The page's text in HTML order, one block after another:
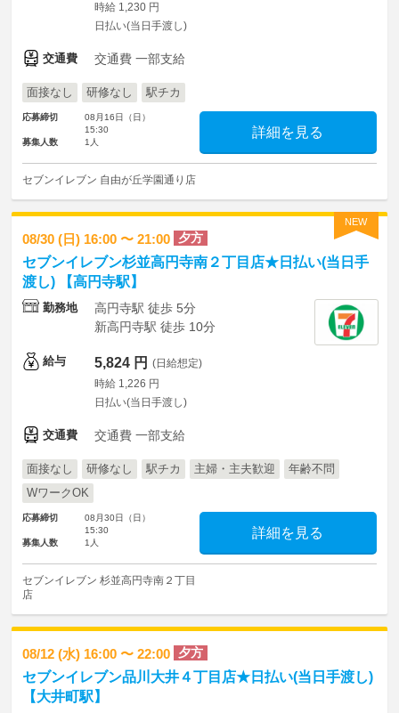
時給 1,230 円
日払い(当日手渡し)
交通費 交通費 一部支給
面接なし 研修なし 駅チカ
応募締切
08月16日（日）
15:30
募集人数
1人
詳細を見る
セブンイレブン 自由が丘学園通り店
NEW
08/30 (日) 16:00 〜 21:00 夕方
セブンイレブン杉並高円寺南２丁目店★日払い(当日手
渡し) 【高円寺駅】
勤務地
高円寺駅 徒歩 5分
新高円寺駅 徒歩 10分
給与 5,824 円 (日給想定)
時給 1,226 円
日払い(当日手渡し)
交通費 交通費 一部支給
面接なし 研修なし 駅チカ 主婦・主夫歓迎
年齢不問
WワークOK
応募締切
08月30日（日）
15:30
募集人数
1人
詳細を見る
セブンイレブン 杉並高円寺南２丁目
店
08/12 (水) 16:00 〜 22:00 夕方
セブンイレブン品川大井４丁目店★日払い(当日手渡し)
【大井町駅】